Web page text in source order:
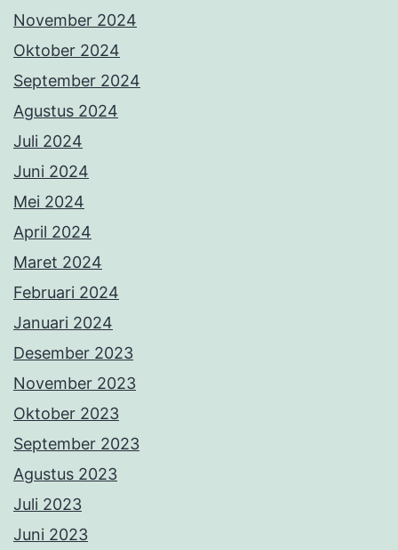
November 2024
Oktober 2024
September 2024
Agustus 2024
Juli 2024
Juni 2024
Mei 2024
April 2024
Maret 2024
Februari 2024
Januari 2024
Desember 2023
November 2023
Oktober 2023
September 2023
Agustus 2023
Juli 2023
Juni 2023